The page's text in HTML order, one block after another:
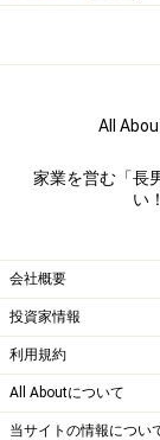
分で決められ
になってしま
えることにな
まま映画を観に
「家の中がし
ったみたい。
All
家業を営む「長
い
会社概要
投資家情報
利用規約
All Aboutについて
当サイトの情報につい